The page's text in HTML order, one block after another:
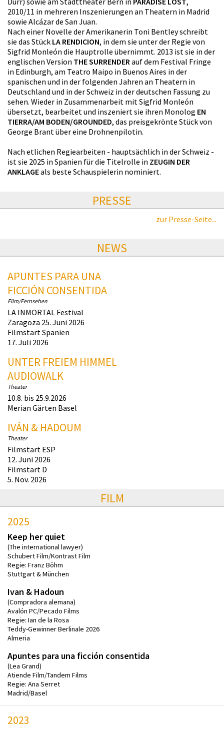
2010/11 in mehreren Inszenierungen an Theatern in Madrid
sowie Alcázar de San Juan.
Nach einer Novelle der Amerikanerin Toni Bentley schreibt
sie das Stück LA RENDICION, in dem sie unter der Regie von
Sigfrid Monleón die Hauptrolle übernimmt. 2013 ist sie in der
englischen Version THE SURRENDERauf dem Festival Fringe
in Edinburgh, am Teatro Maipo in Buenos Aires in der
spanischen und in der folgenden Jahren an Theatern in
Deutschland und in der Schweiz in der deutschen Fassung zu
sehen. Wieder in Zusammenarbeit mit Sigfrid Monleón
übersetzt, bearbeitet und inszeniert sie ihren Monolog EN
TIERRA/AM BODEN/GROUNDED, das preisgekrönte Stück von
George Brant über eine Drohnenpilotin.
Nach etlichen Regiearbeiten - hauptsächlich in der Schweiz -
ist sie 2025 in Spanien für die Titelrolle in ZEUGIN DER
ANKLAGEals beste Schauspielerin nominiert.
PRESSE
zur Presse-Seite...
NEWS
APUNTES PARA UNA
FICCIÓN CONSENTIDA
Film/Fernsehen
LA INMORTAL Festival
Zaragoza 25. Juni 2026
Filmstart Spanien
17. Juli 2026
UNTER FREIEM HIMMEL
AUDIOWALK
Theater
10.8. bis 25.9.2026
Merian Gärten Basel
IVÁN & HADOUM
Theater
Filmstart ESP
12. Juni 2026
Filmstart D
5. Nov. 2026
FILM
2025
Keep her quiet
(The international lawyer)
Schubert Film/Kontrast Film
Regie: Franz Böhm
Stuttgart & München
Ivan & Hadoun
(Compradora alemana)
Avalón PC/Pecado Films
Regie: Ian de la Rosa
Teddy-Gewinner Berlinale 2026
Almeria
Apuntes para una ficción consentida
(Lea Grand)
Atiende Film/Tandem Films
Regie: Ana Serret
Madrid/Basel
2023